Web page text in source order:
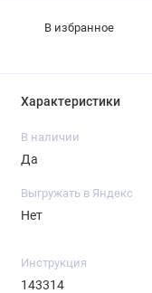
В избранное
Характеристики
В наличии
Да
Выгружать в Яндекс
Нет
Инструкция
143314